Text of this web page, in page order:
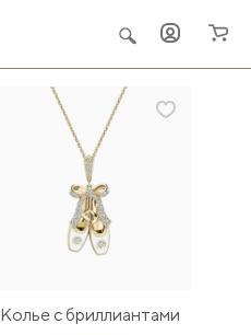
Колье с бриллиантами